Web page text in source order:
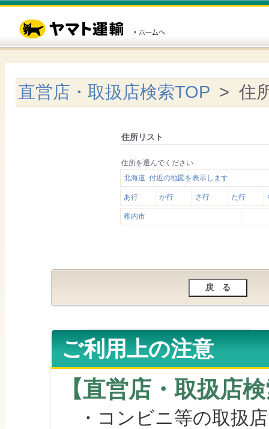
直営店・取扱店検索TOP > 住
住所リスト
住所を選んでください
北海道 付近の地図を表示します
あ行 か行 さ行 た行
稚内市
ご利用上の注意
【直営店・取扱店
・コンビニ等の取扱